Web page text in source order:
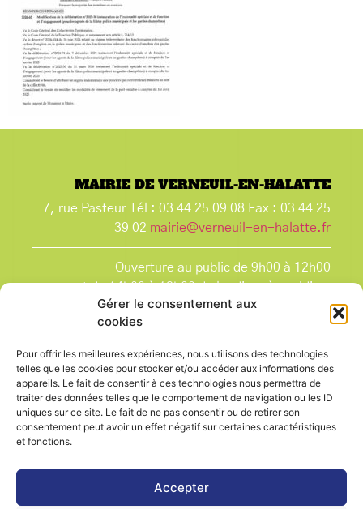
Gérer le consentement aux
cookies
Pour offrir les meilleures expériences, nous utilisons des technologies
telles que les cookies pour stocker et/ou accéder aux informations des
appareils. Le fait de consentir à ces technologies nous permettra de
traiter des données telles que le comportement de navigation ou les ID
uniques sur ce site. Le fait de ne pas consentir ou de retirer son
consentement peut avoir un effet négatif sur certaines caractéristiques
et fonctions.
Accepter
MAIRIE DE VERNEUIL-EN-HALATTE
7, rue Pasteur Tél : 03 44 25 09 08 Fax : 03 44 25
39 02 mairie@verneuil-en-halatte.fr
Ouverture au public de 9h00 à 12h00
et de 14h00 à 18h00 du lundi après-midi au
vendredi,
et le samedi de 9h00 à 12h00.
que les jours fériés.